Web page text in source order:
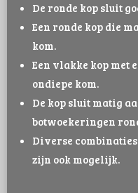
De ronde kop sluit
Een ronde kop die
kom.
Een vlakke kop met
ondiepe kom.
De kop sluit matig
botwoekeringen
Diverse
zijn ook mogelijk.